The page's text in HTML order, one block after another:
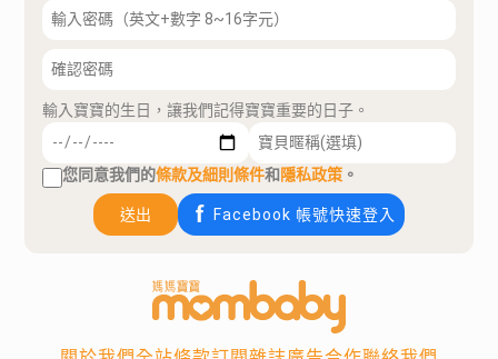
輸入寶寶的生日，讓我們記得寶寶重要的日子。
您同意我們的條款及細則條件和隱私政策 。
送出 Facebook 帳號快速登入